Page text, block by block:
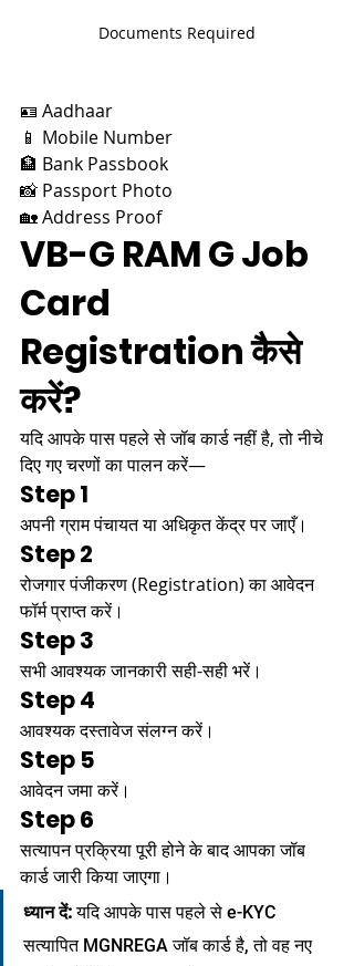
Documents Required
🪪 Aadhaar
📱 Mobile Number
🏦 Bank Passbook
📸 Passport Photo
🏡 Address Proof
VB-G RAM G Job
Card
Registration कैसे
करें?
यदि आपके पास पहले से जॉब कार्ड नहीं है, तो नीचे
दिए गए चरणों का पालन करें—
Step 1
अपनी ग्राम पंचायत या अधिकृत केंद्र पर जाएँ।
Step 2
रोजगार पंजीकरण (Registration) का आवेदन
फॉर्म प्राप्त करें।
Step 3
सभी आवश्यक जानकारी सही-सही भरें।
Step 4
आवश्यक दस्तावेज संलग्न करें।
Step 5
आवेदन जमा करें।
Step 6
सत्यापन प्रक्रिया पूरी होने के बाद आपका जॉब
कार्ड जारी किया जाएगा।
ध्यान दें: यदि आपके पास पहले से e-KYC
सत्यापित MGNREGA जॉब कार्ड है, तो वह नए